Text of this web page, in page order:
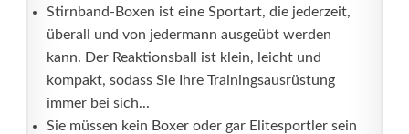
Stirnband-Boxen ist eine Sportart, die jederzeit,
überall und von jedermann ausgeübt werden
kann. Der Reaktionsball ist klein, leicht und
kompakt, sodass Sie Ihre Trainingsausrüstung
immer bei sich...
Sie müssen kein Boxer oder gar Elitesportler sein